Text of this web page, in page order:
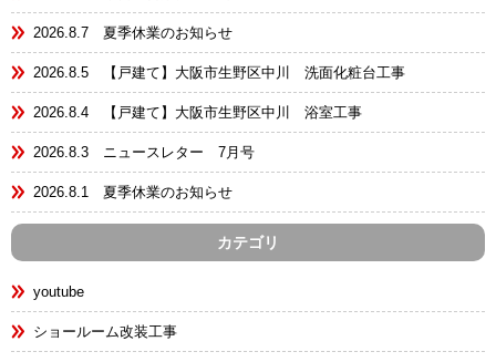
2026.8.7 夏季休業のお知らせ
2026.8.5 【戸建て】大阪市生野区中川 洗面化粧台工事
2026.8.4 【戸建て】大阪市生野区中川 浴室工事
2026.8.3 ニュースレター 7月号
2026.8.1 夏季休業のお知らせ
カテゴリ
youtube
ショールーム改装工事